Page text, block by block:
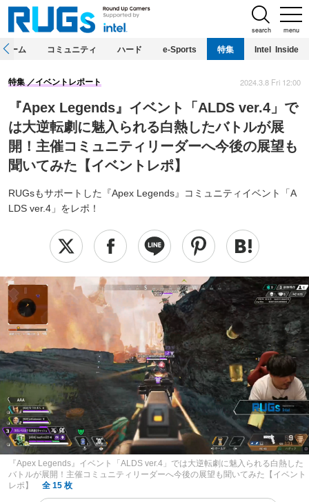
menu
search
ホーム コミュニティ ハード e-Sports 特集 Intel Inside
『Apex Legends』イベント「ALDS ver.4」で
は大逆転劇に魅入られる白熱したバトルが展
開！主催コミュニティリーダーへ今後の展望も
聞いてみた【イベントレポ】
RUGsもサポートした『Apex Legends』コミュニティイベント「A
LDS ver.4」をレポ！
特集 イベントレポート 2024.3.8 Fri 12:00
『Apex Legends』イベント「ALDS ver.4」では大逆転劇に魅入られる白熱した
バトルが展開！主催コミュニティリーダーへ今後の展望も聞いてみた【イベント
レポ】
全 15 枚